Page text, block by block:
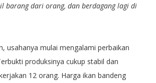
barang dari orang, dan berdagang lagi di
usahanya mulai mengalami perbaikan
produksinya cukup stabil dan
12 orang. Harga ikan bandeng